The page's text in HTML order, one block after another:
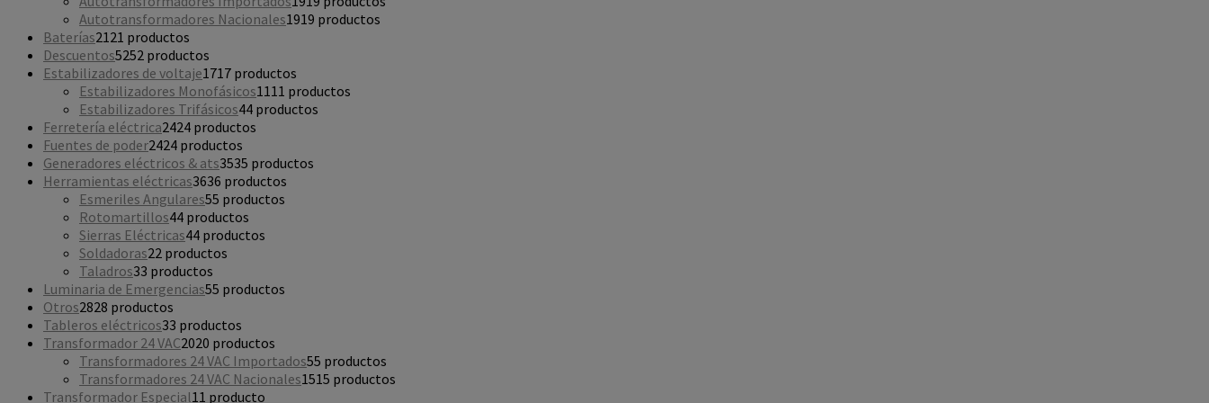
Autotransformadores Nacionales1919 productos
Baterías2121 productos
Descuentos5252 productos
Estabilizadores de voltaje1717 productos
Estabilizadores Monofásicos1111 productos
Estabilizadores Trifásicos44 productos
Ferretería eléctrica2424 productos
Fuentes de poder2424 productos
Generadores eléctricos & ats3535 productos
Herramientas eléctricas3636 productos
Esmeriles Angulares55 productos
Rotomartillos44 productos
Sierras Eléctricas44 productos
Soldadoras22 productos
Taladros33 productos
Luminaria de Emergencias55 productos
Otros2828 productos
Tableros eléctricos33 productos
Transformador 24 VAC2020 productos
Transformadores 24 VAC Importados55 productos
Transformadores 24 VAC Nacionales1515 productos
Transformador Especial11 producto